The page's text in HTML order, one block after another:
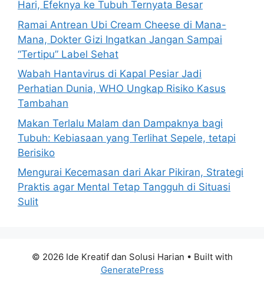
:
Hari, Efeknya ke Tubuh Ternyata Besar
Ramai Antrean Ubi Cream Cheese di Mana-
Mana, Dokter Gizi Ingatkan Jangan Sampai
“Tertipu” Label Sehat
Wabah Hantavirus di Kapal Pesiar Jadi
Perhatian Dunia, WHO Ungkap Risiko Kasus
Tambahan
Makan Terlalu Malam dan Dampaknya bagi
Tubuh: Kebiasaan yang Terlihat Sepele, tetapi
Berisiko
Mengurai Kecemasan dari Akar Pikiran, Strategi
Praktis agar Mental Tetap Tangguh di Situasi
Sulit
© 2026 Ide Kreatif dan Solusi Harian • Built with
GeneratePress